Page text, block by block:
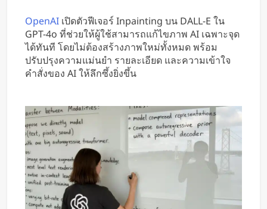
แพลตฟอร์มคาร์พูลระหว่างเมือง ช่วย
หารค่าน้ำมันและค่าทางด่วน
OpenAI เปิดตัวฟีเจอร์ Inpainting บน DALL-E ใน
GPT-4o ที่ช่วยให้ผู้ใช้สามารถแก้ไขภาพ AI เฉพาะจุด
ได้ทันที โดยไม่ต้องสร้างภาพใหม่ทั้งหมด พร้อม
ปรับปรุงความแม่นยำ รายละเอียด และความเข้าใจ
คำสั่งของ AI ให้ลึกซึ้งยิ่งขึ้น